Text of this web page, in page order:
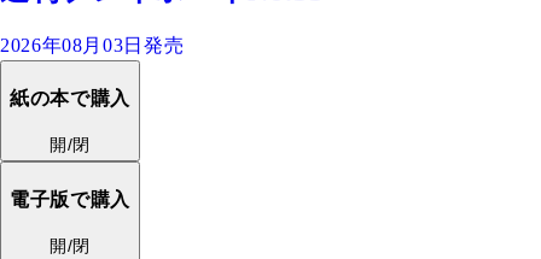
2026年08月03日発売
紙の本で購入
開/閉
電子版で購入
開/閉